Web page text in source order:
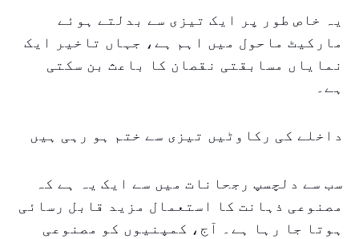
یہ خاص طور پر ایک تیزی سے بدلتے ہوئے
مارکیٹ ماحول میں اہم ہے، جہاں تاخیر ایک
نمایاں مسابقتی نقصان کا باعث بن سکتی
ہے۔
داخلے کی رکاوٹیں تیزی سے ختم ہو رہی ہیں
سب سے دلچسپ رجحانات میں سے ایک یہ ہے کہ
مصنوعی ذہانت کا استعمال مزید قابل رسائی
ہوتا جا رہا ہے۔ آج، کمپنیوں کو مصنوعی